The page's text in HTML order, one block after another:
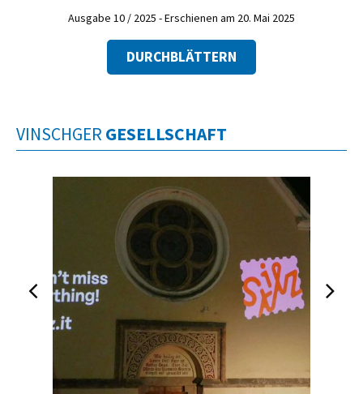
Ausgabe 10 / 2025 - Erschienen am 20. Mai 2025
DURCHBLÄTTERN
VINSCHGER GESELLSCHAFT